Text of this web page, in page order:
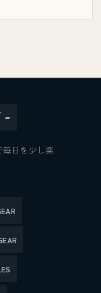
-
日を少し楽